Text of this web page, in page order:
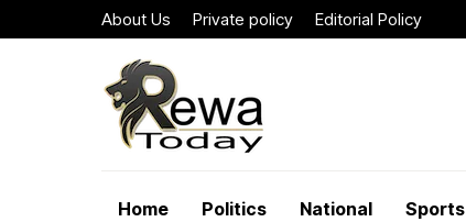
About Us Private policy Editorial Policy
Home Politics National Sports